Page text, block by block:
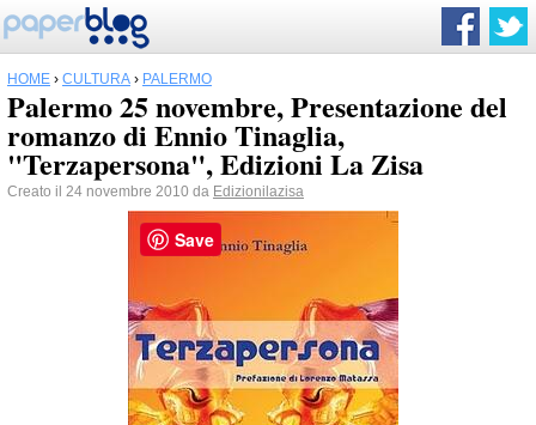
HOME › CULTURA › PALERMO
Palermo 25 novembre, Presentazione del
romanzo di Ennio Tinaglia,
"Terzapersona", Edizioni La Zisa
Creato il 24 novembre 2010 da Edizionilazisa
Save